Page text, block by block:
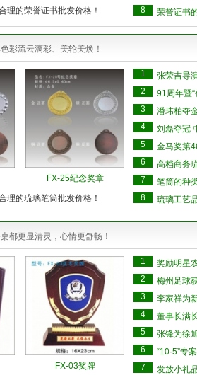
理的荣誉证书批发价格！
8
荣誉证书
彩流云漓彩、美轮美焕！
FX-25纪念奖章
理的琉璃笔筒批发价格！
1
张荣吉导
2
91周年暨“
3
潘玮柏夺
4
刘磊夺冠
5
金马奖第
6
高档商务
7
笔筒的种
8
琉璃工艺
都更显清灵，心情更舒畅！
FX-03奖牌
1
奖励明星
2
梅州足球
3
李家祥为
4
董事长满
5
张锋为徐
6
“10·5”专
7
发放小礼